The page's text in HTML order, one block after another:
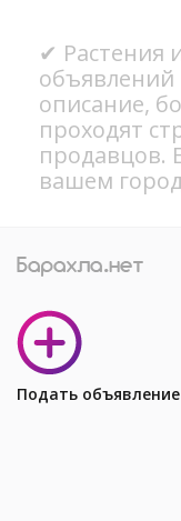
✔ Растения
объявлений
описание,
проходят
продавцов.
вашем
Подать объявление